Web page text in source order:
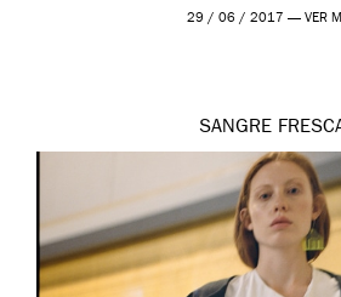
29 / 06 / 2017 — VER
SANGRE